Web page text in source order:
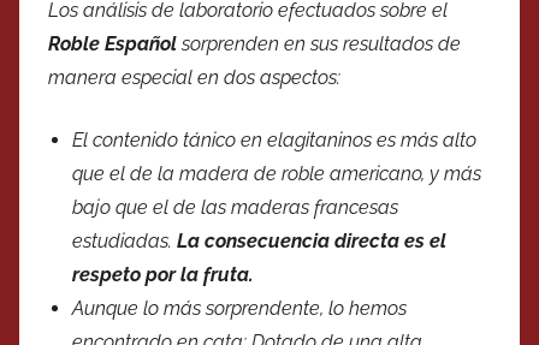
Los análisis de laboratorio efectuados sobre el
Roble Españolsorprenden en sus resultados de
manera especial en dos aspectos:
El contenido tánico en elagitaninos es más alto
que el de la madera de roble americano, y más
bajo que el de las maderas francesas
estudiadas. La consecuencia directa es el
respeto por la fruta.
Aunque lo más sorprendente, lo hemos